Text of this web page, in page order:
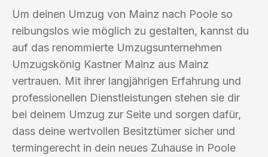
Um deinen Umzug von Mainz nach Poole so
reibungslos wie möglich zu gestalten, kannst du
auf das renommierte Umzugsunternehmen
Umzugskönig Kastner Mainz aus Mainz
vertrauen. Mit ihrer langjährigen Erfahrung und
professionellen Dienstleistungen stehen sie dir
bei deinem Umzug zur Seite und sorgen dafür,
dass deine wertvollen Besitztümer sicher und
termingerecht in dein neues Zuhause in Poole